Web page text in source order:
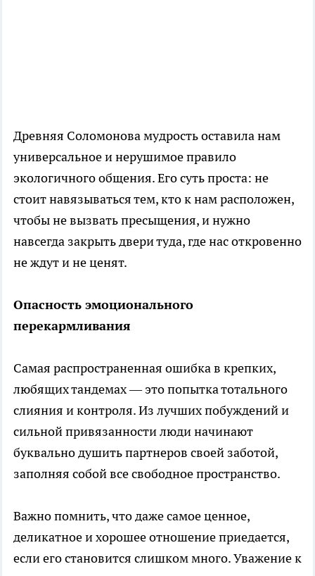
Древняя Соломонова мудрость оставила нам
универсальное и нерушимое правило
экологичного общения. Его суть проста: не
стоит навязываться тем, кто к нам расположен,
чтобы не вызвать пресыщения, и нужно
навсегда закрыть двери туда, где нас откровенно
не ждут и не ценят.
Опасность эмоционального
перекармливания
Самая распространенная ошибка в крепких,
любящих тандемах — это попытка тотального
слияния и контроля. Из лучших побуждений и
сильной привязанности люди начинают
буквально душить партнеров своей заботой,
заполняя собой все свободное пространство.
Важно помнить, что даже самое ценное,
деликатное и хорошее отношение приедается,
если его становится слишком много. Уважение к